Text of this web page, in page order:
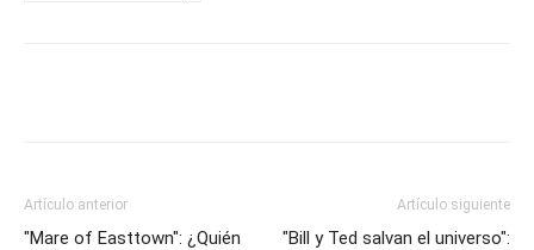
Artículo anterior
"Mare of Easttown": ¿Quién
Artículo siguiente
"Bill y Ted salvan el universo":